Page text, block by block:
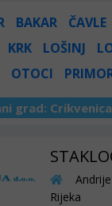
BAKAR ČAVLE
KRK LOŠINJ
OTOCI
grad: Crikvenica
Rijeka